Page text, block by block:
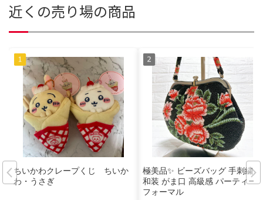
近くの売り場の商品
ちいかわクレープくじ ちいか
わ・うさぎ
極美品✨️ ビーズバッグ 手刺繍
和装 がま口 高級感 パーティー
フォーマル